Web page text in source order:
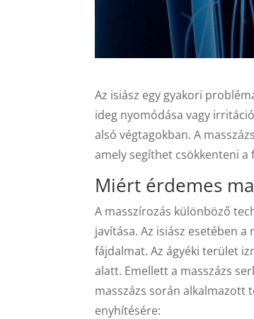
Az isiász egy gyakori
ideg nyomódása vagy
alsó végtagokban. A
amely segíthet csökkenteni a
Miért érdemes
A masszírozás különböző
javítása. Az isiász esetében
fájdalmat. Az ágyéki terület
alatt. Emellett a masszázs
masszázs során alkalmazott
enyhítésére: